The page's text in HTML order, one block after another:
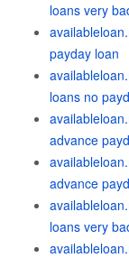
loans very
payday loan
loans no
advance
advance
loans very